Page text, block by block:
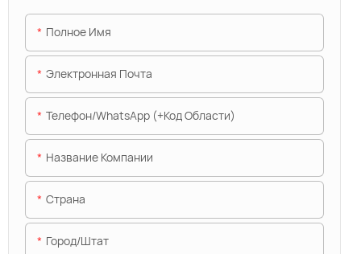
Полное Имя
Электронная Почта
Телефон/WhatsApp (+код Области)
Название Компании
Страна
Город/штат